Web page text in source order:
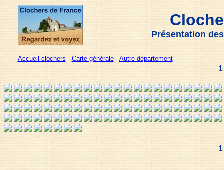
Présentation
Accueil clochers - Carte générale- Autre département